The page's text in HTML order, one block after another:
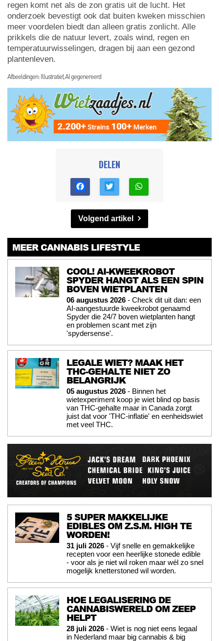
regen komt net als de zon gratis uit de lucht. Het
onderzoek bevestigt ook dat buiten kweken misschien
meer voordelen biedt dan alleen gratis zonlicht. Alle
prikkels die de natuur levert, zoals wind, regen en
temperatuurwisselingen, dragen bij aan een gezond
plantenleven.
Afbeeldingen: Illustratief, AI gegenereerd
DELEN
Volgend artikel
MEER CANNABIS LIFESTYLE
COOL! AI-KWEEKROBOT
SPYDER HANGT ALS EEN SPIN
BOVEN WIETPLANTEN
06 augustus 2026 - Check dit uit dan: een
AI-aangestuurde kweekrobot genaamd
Spyder die 24/7 boven wietplanten hangt
en problemen scant met zijn
'spydersense'.
LEGALE WIET? MAAK HET
THC-GEHALTE NIET ZO
BELANGRIJK
05 augustus 2026 - Binnen het
wietexperiment koop je wiet blind op basis
van THC-gehalte maar in Canada zorgt
juist dat voor 'THC-inflatie' en eenheidswiet
met veel THC.
5 SUPER MAKKELIJKE
EDIBLES OM Z.S.M. HIGH TE
WORDEN!
31 juli 2026 - Vijf snelle en gemakkelijke
recepten voor een heerlijke stonede edible
- voor als je niet wil roken maar wél zo snel
mogelijk knetterstoned wil worden.
HOE LEGALISERING DE
CANNABISWERELD OM ZEEP
HELPT
28 juli 2026 - Wiet is nog niet eens legaal
in Nederland maar big cannabis & big